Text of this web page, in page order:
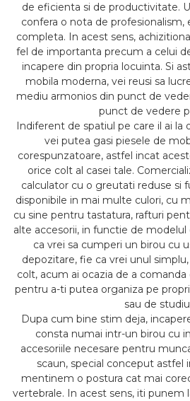
de eficienta si de productivitate.
confera o nota de profesionalism,
completa. In acest sens,
fel de importanta precum a celui
incapere din propria locuinta. Si
mobila moderna, vei reusi sa
mediu armonios din punct de
punct de vedere
Indiferent de spatiul pe care il ai la
vei putea gasi piesele de
corespunzatoare, astfel incat
orice colt al casei tale.
calculator cu o greutati reduse si
disponibile in mai multe culori, cu
cu sine pentru tastatura, rafturi
alte accesorii, in functie de modelul
ca vrei sa cumperi un birou cu
depozitare, fie ca vrei unul
colt, acum ai ocazia de a
pentru a-ti putea organiza pe
sau de
Dupa cum bine stim deja,
consta numai intr-un birou cu
accesoriile necesare pentru
scaun, special conceput astfel
mentinem o postura cat mai
vertebrale. In acest sens, iti punem